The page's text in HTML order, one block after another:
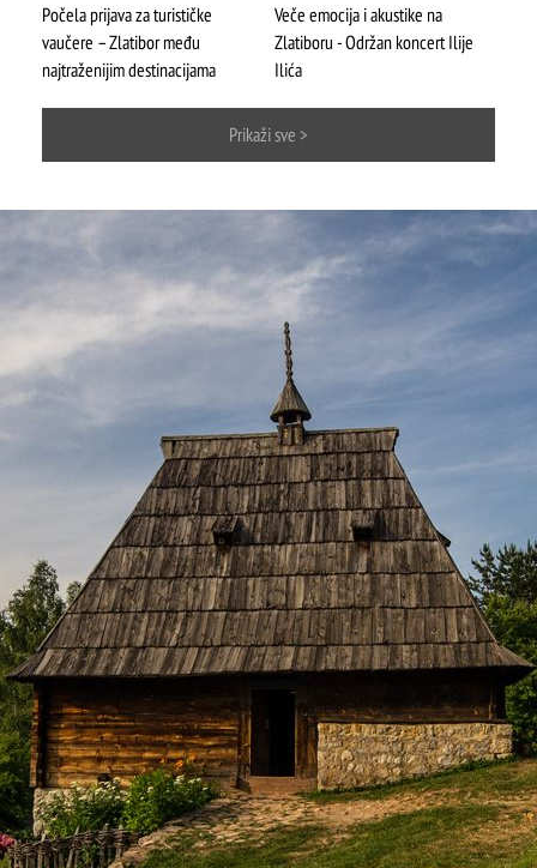
Počela prijava za turističke
vaučere – Zlatibor među
najtraženijim destinacijama
Veče emocija i akustike na
Zlatiboru - Održan koncert Ilije
Ilića
Prikaži sve >
ŠTA
Mokra gora